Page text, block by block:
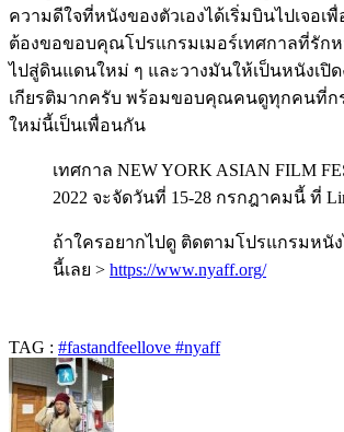
ความดีใจที่หนังของตัวเองได้เริ่มบินไปเจอเ
ต้องขอขอบคุณโปรแกรมเมอร์เทศกาลที่รัก
ไปสู่ดินแดนใหม่ ๆ และวางมันให้เป็นหนังเปิ
เกียรติมากครับ พร้อมขอบคุณคนดูทุกคนที่กร
ใหม่นี้เป็นเพื่อนกัน
เทศกาล NEW YORK ASIAN FILM
2022 จะจัดวันที่ 15-28 กรกฎาคมนี้ ที่
ถ้าใครอยากไปดู ติดตามโปรแกรมหนั
นี้เลย > https://www.nyaff.org/
TAG : #fastandfeellove #nyaff